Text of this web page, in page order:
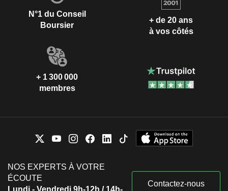
N°1 du Conseil
Boursier
+ de 20 ans
à vos côtés
+ 1 300 000
membres
NOS EXPERTS À VOTRE
ÉCOUTE
Lundi - Vendredi 9h-12h / 14h-
Contactez-nous